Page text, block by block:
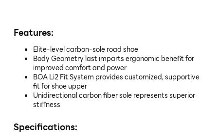
Features:
Elite-level carbon-sole road shoe
Body Geometry last imparts ergonomic benefit for
improved comfort and power
BOA Li2 Fit System provides customized, supportive
fit for shoe upper
Unidirectional carbon fiber sole represents superior
stiffness
Specifications: